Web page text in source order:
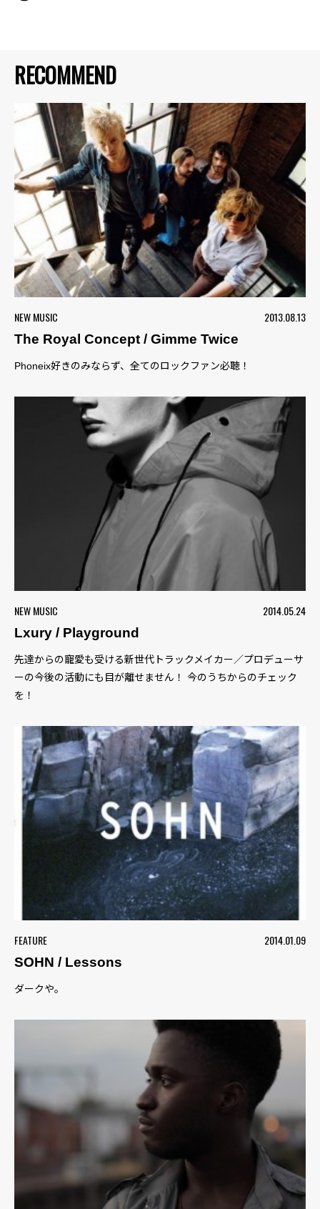
RECOMMEND
NEW MUSIC
2013.08.13
The Royal Concept / Gimme Twice
Phoneix好きのみならず、全てのロックファン必聴！
NEW MUSIC
2014.05.24
Lxury / Playground
先達からの寵愛も受ける新世代トラックメイカー／プロデューサ
ーの今後の活動にも目が離せません！ 今のうちからのチェック
を！
FEATURE
2014.01.09
SOHN / Lessons
ダークや。